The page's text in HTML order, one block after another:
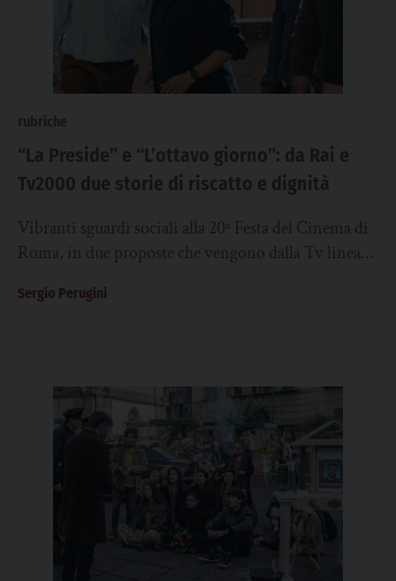
“La Preside” e “L’ottavo giorno”: da Rai e
Tv2000 due storie di riscatto e dignità
Vibranti sguardi sociali alla 20ª Festa del Cinema di
Roma, in due proposte che vengono dalla Tv lineare.
Sergio Perugini